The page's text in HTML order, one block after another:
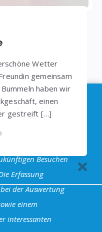
Wetter
gemeinsam
haben wir
einen
gestreift […]
by WordPress
Deiner Daten
Sie durch
unterbinden. Es
Besuchen
Erfassung
der Auswertung
einem
interessanten